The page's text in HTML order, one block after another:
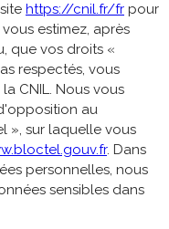
https://cnil.fr/fr pour
estimez, après
que vos droits «
respectés, vous
CNIL. Nous vous
au
», sur laquelle vous
. Dans
personnelles, nous
sensibles dans